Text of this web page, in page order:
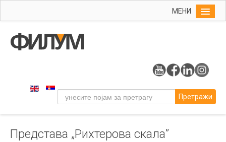
МЕНИ
Упис
Уметност
Издаваштво
Претражи
Представа „Рихтерова скала”